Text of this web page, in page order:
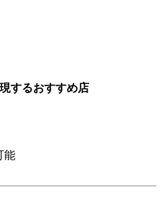
するおすすめ店
能